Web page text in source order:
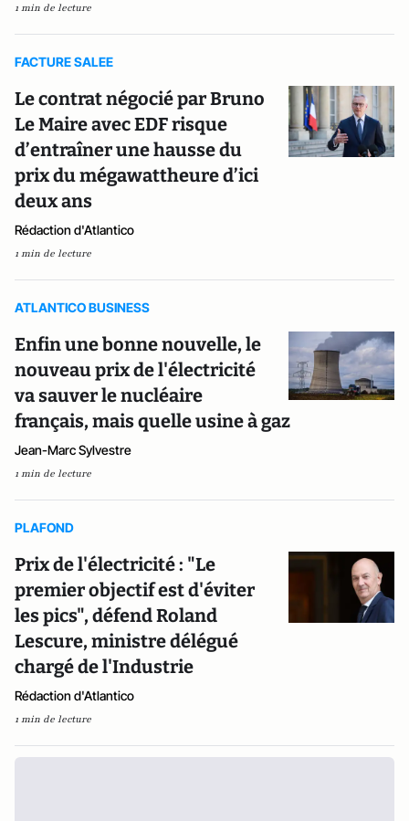
1 min de lecture
FACTURE SALEE
Le contrat négocié par Bruno
Le Maire avec EDF risque
d’entraîner une hausse du
prix du mégawattheure d’ici
deux ans
Rédaction d'Atlantico
1 min de lecture
ATLANTICO BUSINESS
Enfin une bonne nouvelle, le
nouveau prix de l'électricité
va sauver le nucléaire
français, mais quelle usine à gaz
Jean-Marc Sylvestre
1 min de lecture
PLAFOND
Prix de l'électricité : "Le
premier objectif est d'éviter
les pics", défend Roland
Lescure, ministre délégué
chargé de l'Industrie
Rédaction d'Atlantico
1 min de lecture